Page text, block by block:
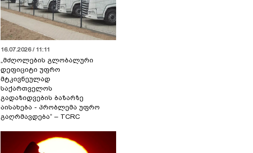
16.07.2026 / 11:11
„მძღოლების გლობალური
დეფიციტი უფრო
მტკივნეულად
საქართველოს
გადაზიდვების ბაზარზე
აისახება - პრობლემა უფრო
გაღრმავდება“ – TCRC